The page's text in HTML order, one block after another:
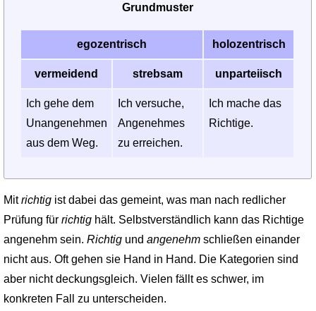
Grundmuster
egozentrisch holozentrisch
vermeidend strebsam unparteiisch
Ich gehe dem
Unangenehmen
aus dem Weg.
Ich versuche,
Angenehmes
zu erreichen.
Ich mache das
Richtige.
Mitrichtigist dabei das gemeint, was man nach redlicher
Prüfung für richtighält. Selbstverständlich kann das Richtige
angenehm sein. Richtigund angenehmschließen einander
nicht aus. Oft gehen sie Hand in Hand. Die Kategorien sind
aber nicht deckungsgleich. Vielen fällt es schwer, im
konkreten Fall zu unterscheiden.